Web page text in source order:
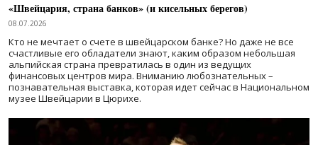
«Швейцария, страна банков» (и кисельных берегов)
08.07.2026
Кто не мечтает о счете в швейцарском банке? Но даже не все
счастливые его обладатели знают, каким образом небольшая
альпийская страна превратилась в один из ведущих
финансовых центров мира. Вниманию любознательных –
познавательная выставка, которая идет сейчас в Национальном
музее Швейцарии в Цюрихе.